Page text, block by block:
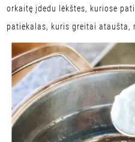
orkaitę įdedu lėkštes, kuriose
patiekalas, kuris greitai ataušta,